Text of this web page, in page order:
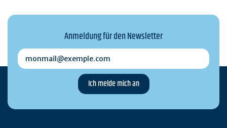
Anmeldung für den Newsletter
monmail@exemple.com